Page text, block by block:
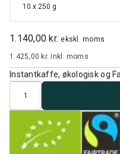
1.140,00 kr. ekskl. moms
1.425,00 kr.inkl. moms
Instantkaffe, økologisk og
Antal